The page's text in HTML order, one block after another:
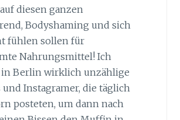
diesen ganzen
Bodyshaming und sich
fühlen sollen für
Nahrungsmittel! Ich
Berlin wirklich unzählige
und Instagramer, die täglich
posteten, um dann nach